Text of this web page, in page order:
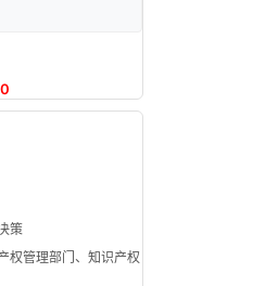
策
权管理部门、知识产权